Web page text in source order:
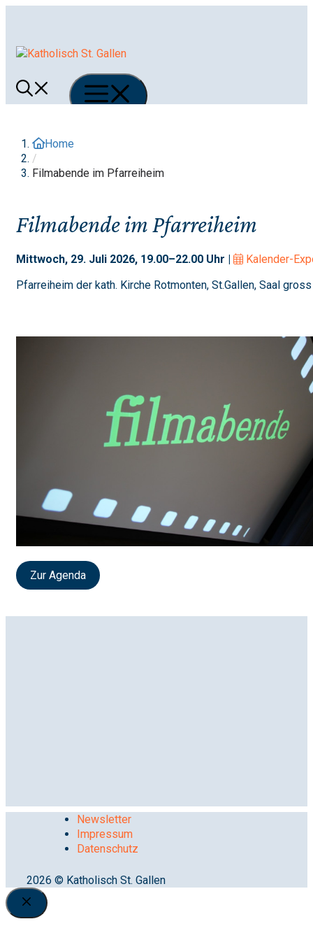
Menü
Home
/
Filmabende im Pfarreiheim
Filmabende im Pfarreiheim
Mittwoch, 29. Juli 2026, 19.00–22.00 Uhr |
Kalender-
Pfarreiheim der kath. Kirche Rotmonten, St.Gallen, Saal gross
Zur Agenda
Newsletter
Impressum
Datenschutz
2026 © Katholisch St. Gallen
Close